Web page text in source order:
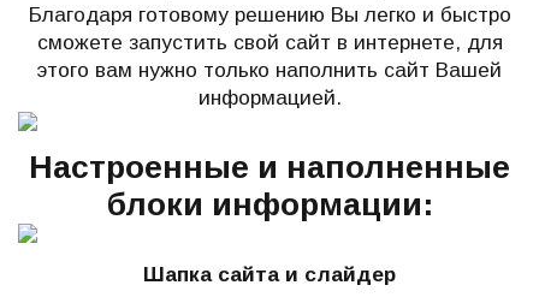
Благодаря готовому решению Вы легко и быстро
сможете запустить свой сайт в интернете, для
этого вам нужно только наполнить сайт Вашей
информацией.
Настроенные и наполненные
блоки информации:
Шапка сайта и слайдер